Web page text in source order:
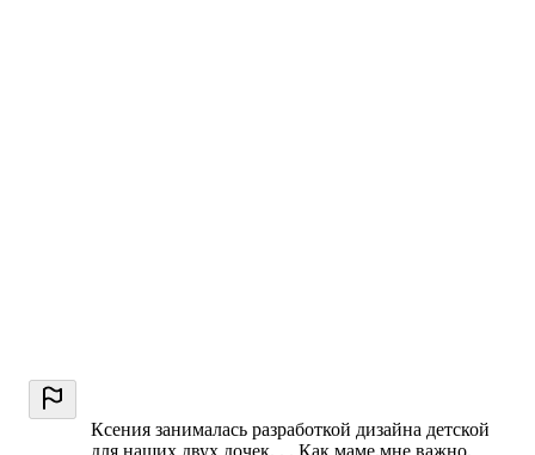
Ксения занималась разработкой дизайна детской
для наших двух дочек. . . Как маме,мне важно,